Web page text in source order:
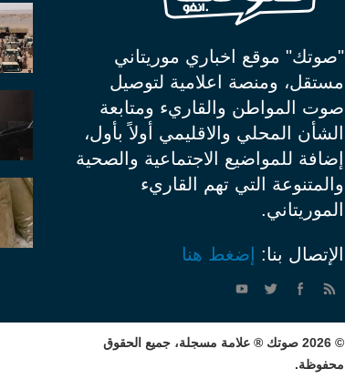
"صوتك" موقع اخباري موريتاني
مستقل، ومنصة اعلامية لتوصيل
صوت المواطن والقاريء ومتابعة
الشأن المحلي والاقليمي أولاً بأول،
إضافة للمواضيع الاجتماعية والصحية
والمتنوعة التي تهم القاريء
الموريتاني.
الإتصال بنا: إضغط هنا
© 2026 صوتك ® علامة مسجلة، جميع الحقوق
محفوظة.